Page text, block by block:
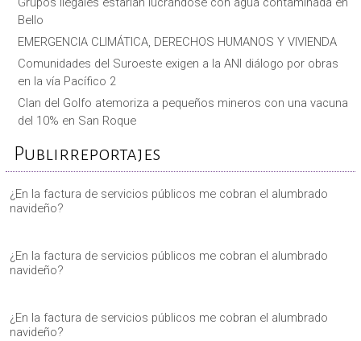
Bello
EMERGENCIA CLIMÁTICA, DERECHOS HUMANOS Y VIVIENDA
Comunidades del Suroeste exigen a la ANI diálogo por obras
en la vía Pacífico 2
Clan del Golfo atemoriza a pequeños mineros con una vacuna
del 10% en San Roque
Publirreportajes
¿En la factura de servicios públicos me cobran el alumbrado
navideño?
¿En la factura de servicios públicos me cobran el alumbrado
navideño?
¿En la factura de servicios públicos me cobran el alumbrado
navideño?